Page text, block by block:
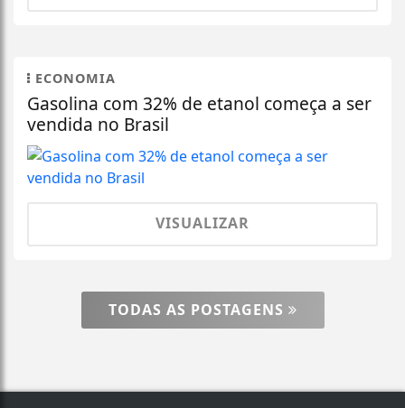
ECONOMIA
Gasolina com 32% de etanol começa a ser
vendida no Brasil
VISUALIZAR
TODAS AS POSTAGENS